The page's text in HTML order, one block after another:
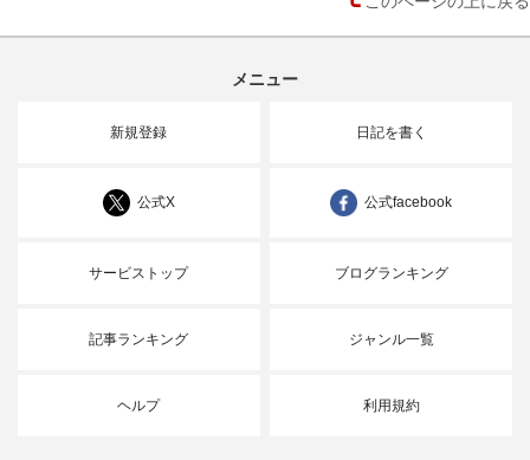
メニュー
新規登録 日記を書く
公式X 公式facebook
サービストップ ブログランキング
記事ランキング ジャンル一覧
ヘルプ 利用規約